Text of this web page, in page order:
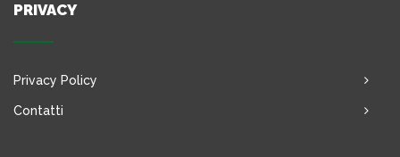
PRIVACY
Privacy Policy
Contatti